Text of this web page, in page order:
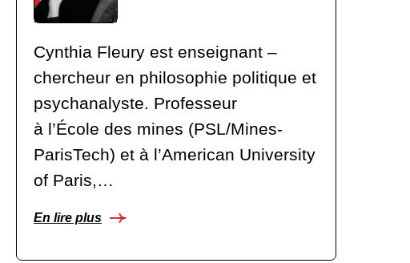
Cynthia Fleury est enseignant –
chercheur en philosophie politique et
psychanalyste. Professeur
à l’École des mines (PSL/Mines-
ParisTech) et à l’American University
of Paris,…
En lire plus